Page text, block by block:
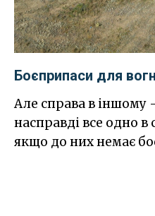
Боєприпаси для
Але справа в іншому
насправді все одно в
якщо до них немає